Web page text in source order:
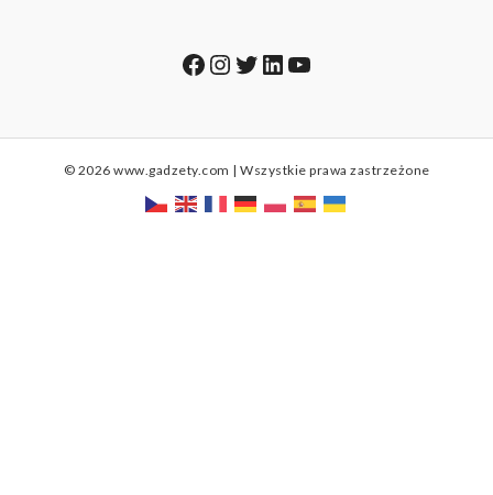
Facebook
Instagram
Twitter
LinkedIn
YouTube
© 2026 www.gadzety.com | Wszystkie prawa zastrzeżone